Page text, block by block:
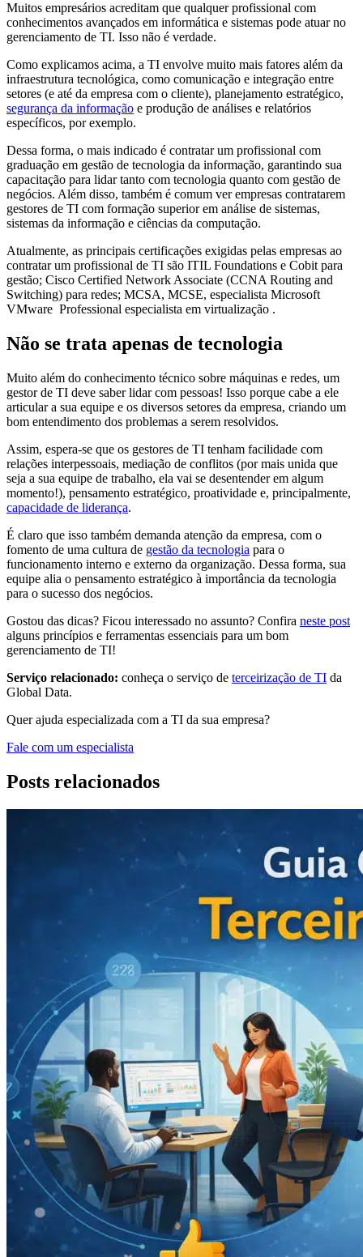
Muitos empresários acreditam que qualquer profissional com
conhecimentos avançados em informática e sistemas pode atuar no
gerenciamento de TI. Isso não é verdade.
Como explicamos acima, a TI envolve muito mais fatores além da
infraestrutura tecnológica, como comunicação e integração entre
setores (e até da empresa com o cliente), planejamento estratégico,
segurança da informação e produção de análises e relatórios
específicos, por exemplo.
Dessa forma, o mais indicado é contratar um profissional com
graduação em gestão de tecnologia da informação, garantindo sua
capacitação para lidar tanto com tecnologia quanto com gestão de
negócios. Além disso, também é comum ver empresas contratarem
gestores de TI com formação superior em análise de sistemas,
sistemas da informação e ciências da computação.
Atualmente, as principais certificações exigidas pelas empresas ao
contratar um profissional de TI são ITIL Foundations e Cobit para
gestão; Cisco Certified Network Associate (CCNA Routing and
Switching) para redes; MCSA, MCSE, especialista Microsoft
VMware Professional especialista em virtualização .
Não se trata apenas de tecnologia
Muito além do conhecimento técnico sobre máquinas e redes, um
gestor de TI deve saber lidar com pessoas! Isso porque cabe a ele
articular a sua equipe e os diversos setores da empresa, criando um
bom entendimento dos problemas a serem resolvidos.
Assim, espera-se que os gestores de TI tenham facilidade com
relações interpessoais, mediação de conflitos (por mais unida que
seja a sua equipe de trabalho, ela vai se desentender em algum
momento!), pensamento estratégico, proatividade e, principalmente,
capacidade de liderança.
É claro que isso também demanda atenção da empresa, com o
fomento de uma cultura de gestão da tecnologia para o
funcionamento interno e externo da organização. Dessa forma, sua
equipe alia o pensamento estratégico à importância da tecnologia
para o sucesso dos negócios.
Gostou das dicas? Ficou interessado no assunto? Confira neste post
alguns princípios e ferramentas essenciais para um bom
gerenciamento de TI!
Serviço relacionado: conheça o serviço de terceirização de TI da
Global Data.
Quer ajuda especializada com a TI da sua empresa?
Fale com um especialista
Posts relacionados